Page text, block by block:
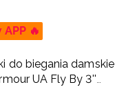
🔥
do biegania damskie
UA Fly By 3''